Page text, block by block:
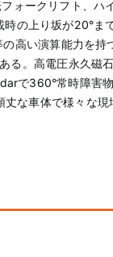
ォークリフト、ハ
の上り坂が20°ま
高い演算能力を持
る。高電圧永久磁
で360°常時障害
な車体で様々な現